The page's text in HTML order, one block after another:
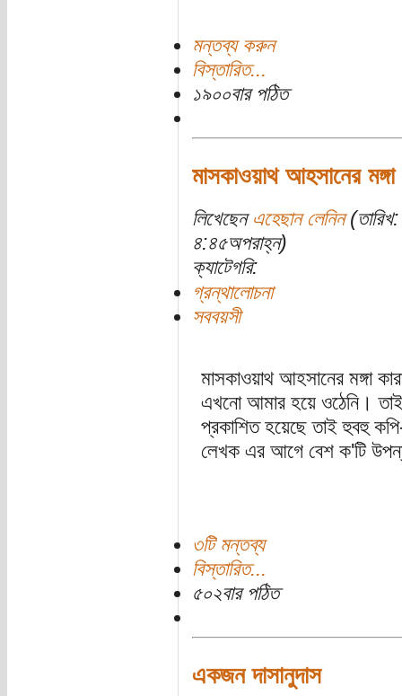
মন্তব্য করুন
বিস্তারিত...
১৯০০বার পঠিত
মাসকাওয়াথ আহসানের মঙ্গা
লিখেছেন এহেছান লেনিন
৪:৪৫অপরাহ্ন)
ক্যাটেগরি:
গ্রন্থালোচনা
সববয়সী
মাসকাওয়াথ আহসানের মঙ্গা
এখনো আমার হয়ে ওঠেনি। তাই
প্রকাশিত হয়েছে তাই হুবহু
লেখক এর আগে বেশ ক'টি
৩টি মন্তব্য
বিস্তারিত...
৫০২বার পঠিত
একজন দাসানুদাস